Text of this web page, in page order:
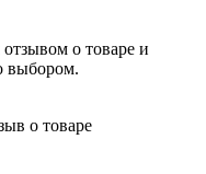
о товаре и
выбором.
о товаре